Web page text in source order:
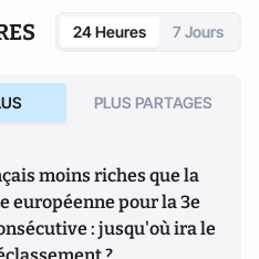
24 Heures 7 Jours
PLUS PARTAGES
moins riches que la
européenne pour la 3e
: jusqu'où ira le